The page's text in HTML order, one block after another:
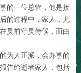
的一位总管，他是接
的过程中，家人，尤
灵前守灵侍候，而由
为人正派，会办事的
告给逝者家人，包括